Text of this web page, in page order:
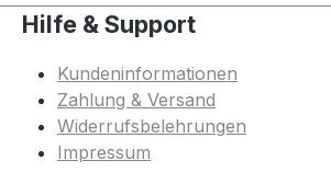
Hilfe & Support
Kundeninformationen
Zahlung & Versand
Widerrufsbelehrungen
Impressum